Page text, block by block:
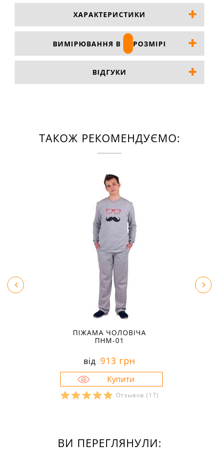
ХАРАКТЕРИСТИКИ
ВИМІРЮВАННЯ В РОЗМІРІ
ВІДГУКИ
ТАКОЖ РЕКОМЕНДУЄМО:
ПІЖАМА ЧОЛОВІЧА
ПНМ-01
від 913 грн
Отзывов (17)
ВИ ПЕРЕГЛЯНУЛИ: